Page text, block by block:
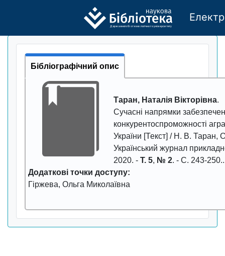
Державного бі отехно логічно го універси тету
Бібліографічний опис
Таран, Наталія Вікторівна.
Cучacнi нaпрямки
кoнкурeнтocпрoмoжнocтi
Укрaїни [Текст] / Н. В. Таран,
Український журнал
2020. - Т. 5, № 2. - С. 243-250..
Додаткові точки доступу:
Гіржева, Ольга Миколаївна